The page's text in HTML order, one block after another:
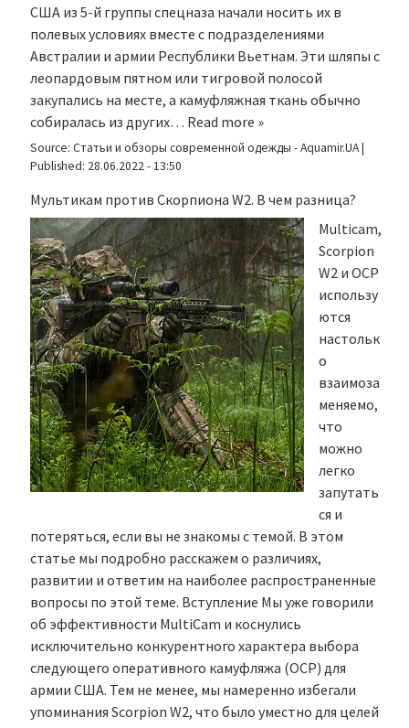
США из 5-й группы спецназа начали носить их в
полевых условиях вместе с подразделениями
Австралии и армии Республики Вьетнам. Эти шляпы с
леопардовым пятном или тигровой полосой
закупались на месте, а камуфляжная ткань обычно
собиралась из других… Read more »
Source: Статьи и обзоры современной одежды - Aquamir.UA|
Published: 28.06.2022 - 13:50
Мультикам против Скорпиона W2. В чем разница?
Multicam,
Scorpion
W2 и OCP
использу
ются
настольк
о
взаимоза
меняемо,
что
можно
легко
запутать
ся и
потеряться, если вы не знакомы с темой. В этом
статье мы подробно расскажем о различиях,
развитии и ответим на наиболее распространенные
вопросы по этой теме. Вступление Мы уже говорили
об эффективности MultiCam и коснулись
исключительно конкурентного характера выбора
следующего оперативного камуфляжа (OCP) для
армии США. Тем не менее, мы намеренно избегали
упоминания Scorpion W2, что было уместно для целей